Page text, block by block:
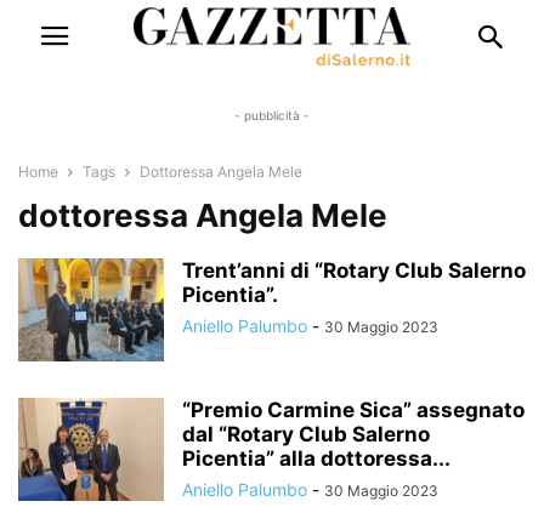
- pubblicità -
Home Tags Dottoressa Angela Mele
dottoressa Angela Mele
Trent’anni di “Rotary Club Salerno
Picentia”.
Aniello Palumbo - 30 Maggio 2023
“Premio Carmine Sica” assegnato
dal “Rotary Club Salerno
Picentia” alla dottoressa...
Aniello Palumbo - 30 Maggio 2023